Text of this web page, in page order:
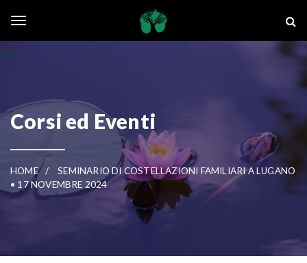
Corsi ed Eventi
HOME
SEMINARIO DI COSTELLAZIONI FAMILIARI A LUGANO
• 17 NOVEMBRE 2024